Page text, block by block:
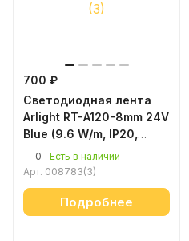
700 ₽
Светодиодная лента
Arlight RT-A120-8mm 24V
Blue (9.6 W/m, IP20,
2835, 5m) (3)
0
Есть в наличии
Арт. 008783(3)
Подробнее